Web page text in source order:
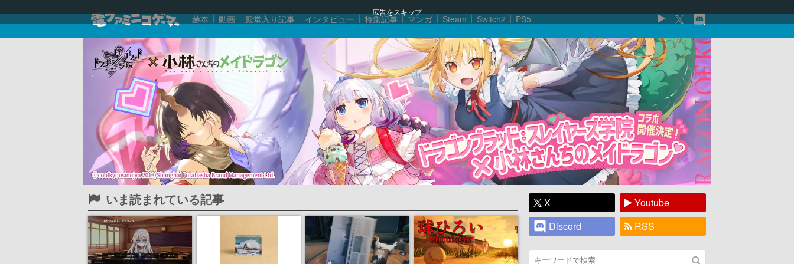
広告をスキップ
赫本 動画 殿堂入り記事 インタビュー 特集記事 マンガ Steam Switch2 PS5
いま読まれている記事 X
Youtube
Discord
RSS